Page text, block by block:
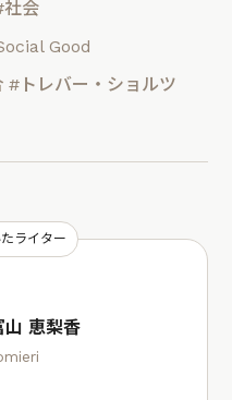
社会
Good
#トレバー・ショルツ
ライター
山 恵梨香